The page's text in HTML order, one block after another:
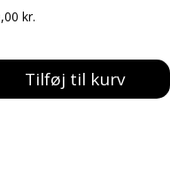
kr.
Tilføj til kurv